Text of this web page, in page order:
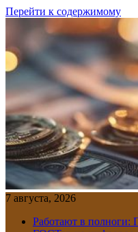
Перейти к содержимому
7 августа, 2026
Работают в полноги: